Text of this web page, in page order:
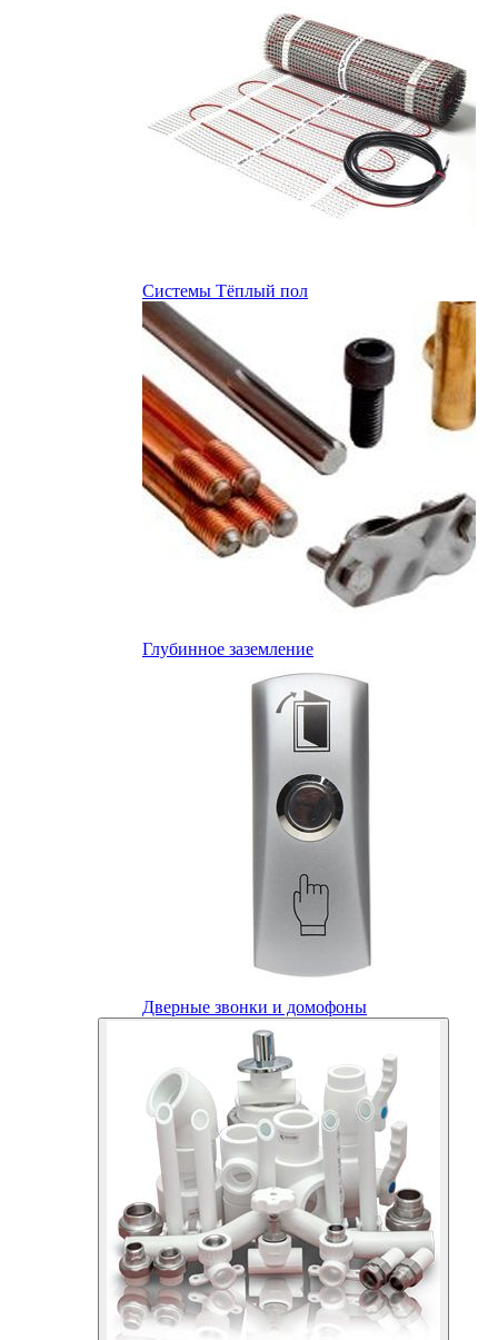
Системы Тёплый пол
Глубинное заземление
Дверные звонки и домофоны